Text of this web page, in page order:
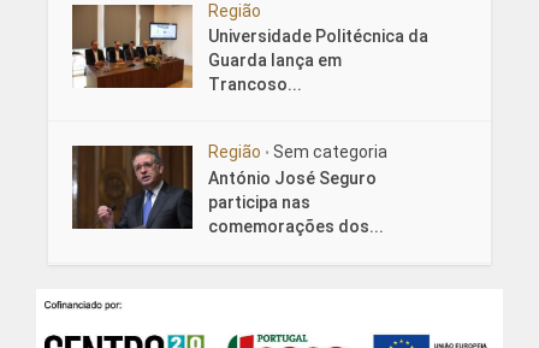
Região
Universidade Politécnica da
Guarda lança em
Trancoso...
Região • Sem categoria
António José Seguro
participa nas
comemorações dos...